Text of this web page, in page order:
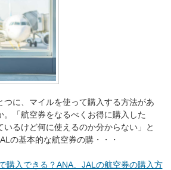
つに、マイルを使って購入する方法があ
。「航空券をなるべくお得に購入した
いるけど何に使えるのか分からない」と
の基本的な航空券の購・・・
購入できる？ANA、JALの航空券の購入方